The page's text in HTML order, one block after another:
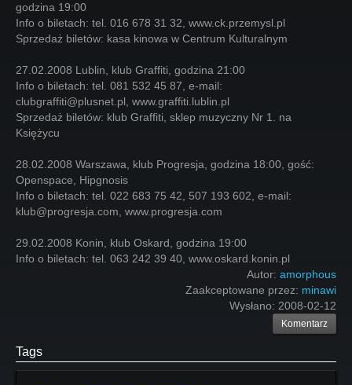
godzina 19:00
Info o biletach: tel. 016 678 31 32, www.ck.przemysl.pl
Sprzedaż biletów: kasa kinowa w Centrum Kulturalnym
27.02.2008 Lublin, klub Graffiti, godzina 21:00
Info o biletach: tel. 081 532 45 87, e-mail:
clubgraffiti@plusnet.pl, www.graffiti.lublin.pl
Sprzedaż biletów: klub Graffiti, sklep muzyczny Nr 1. na
Księżycu
28.02.2008 Warszawa, klub Progresja, godzina 18:00, gość:
Openspace, Hipgnosis
Info o biletach: tel. 022 683 75 42, 507 193 602, e-mail:
klub@progresja.com, www.progresja.com
29.02.2008 Konin, klub Oskard, godzina 19:00
Info o biletach: tel. 063 242 39 40, www.oskard.konin.pl
Autor: amorphous
Zaakceptowane przez: minawi
Wysłano: 2008-02-12
Komentarz
Tags